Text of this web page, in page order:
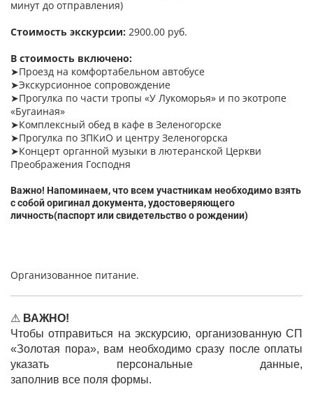
минут до отправления)
Стоимость экскурсии: 2900.00 руб.
В стоимость включено:
➤Проезд на комфортабельном автобусе
➤Экскурсионное сопровождение
➤Прогулка по части тропы «У Лукоморья» и по экотропе
«Бугаиная»
➤Комплексный обед в кафе в Зеленогорске
➤Прогулка по ЗПКиО и центру Зеленогорска
➤Концерт органной музыки в лютеранской Церкви
Преображения Господня
Важно! Напоминаем, что всем участникам необходимо взять
с собой оригинал документа, удостоверяющего
личность(паспорт или свидетельство о рождении)
Организованное питание.
⚠ ВАЖНО!
Чтобы отправиться на экскурсию, организованную СП
«Золотая пора», вам необходимо сразу после оплаты
указать персональные данные,
заполнив все поля формы.